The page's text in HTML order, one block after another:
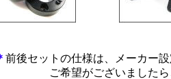
前後セットの仕様は、メーカー
ご希望がございましたら